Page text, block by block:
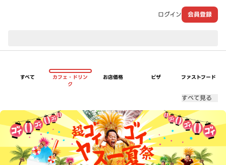
ログイン 会員登録
すべて
カフェ・ドリン
ク
お店価格 ピザ ファストフード
すべて見る
超ゴイゴイヤスー夏祭